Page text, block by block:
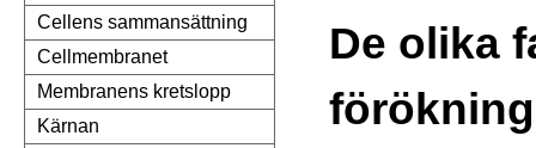
Cellens sammansättning
Cellmembranet
Membranens kretslopp
Kärnan
De olika